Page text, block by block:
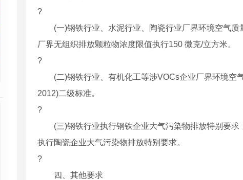
?
(一)钢铁行业、水泥行业、陶瓷行业厂界环境空气质
厂界无组织排放颗粒物浓度限值执行150 微克/立方米。
?
(二)钢铁行业、有机化工等涉VOCs企业厂界环境空
2012)二级标准。
?
(三)钢铁行业执行钢铁企业大气污染物排放特别要求
执行陶瓷企业大气污染物排放特别要求。
?
四、其他要求